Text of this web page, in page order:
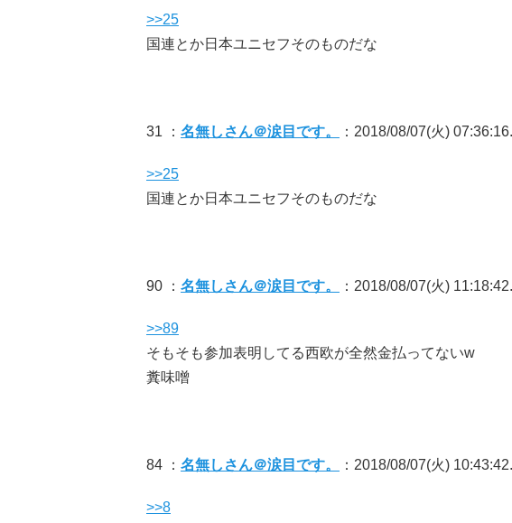
>>25
国連とか日本ユニセフそのものだな
31 ： 名無しさん＠涙目です。 ：2018/08/07(火)
>>25
国連とか日本ユニセフそのものだな
90 ： 名無しさん＠涙目です。 ：2018/08/07(火)
>>89
そもそも参加表明してる西欧が全然金払ってないw
糞味噌
84 ： 名無しさん＠涙目です。 ：2018/08/07(火)
>>8